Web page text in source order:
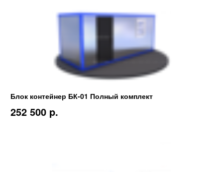
Блок контейнер БК-01 Полный комплект
252 500 p.